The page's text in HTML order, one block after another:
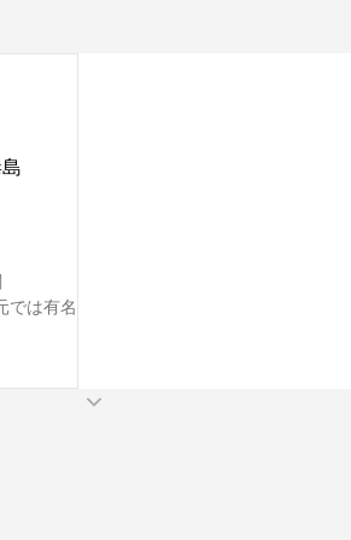
では有名